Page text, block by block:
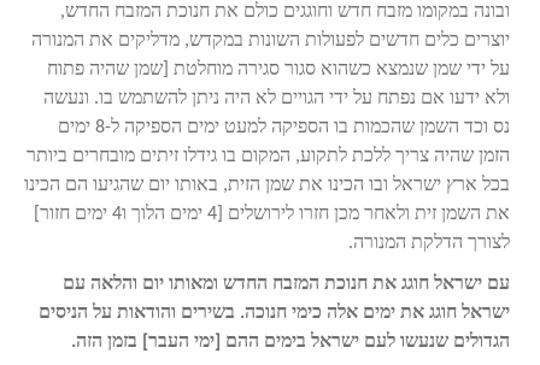
ובונה במקומו מזבח חדש וחוגגים כולם את חנוכת המזבח החדש,
יוצרים כלים חדשים לפעולות השונות במקדש, מדליקים את המנורה
על ידי שמן שנמצא כשהוא סגור סגירה מוחלטת [שמן שהיה פתוח
ולא ידעו אם נפתח על ידי הגויים לא היה ניתן להשתמש בו. ונעשה
נס וכד השמן שהכמות בו הספיקה למעט ימים הספיקה ל-8 ימים
הזמן שהיה צריך ללכת לתקוע, המקום בו גידלו זיתים מובחרים ביותר
בכל ארץ ישראל ובו הכינו את שמן הזית, באותו יום שהגיעו הם הכינו
את השמן זית ולאחר מכן חזרו לירושלים [4 ימים הלוך ו4 ימים חזור]
לצורך הדלקת המנורה.
עם ישראל חוגג את חנוכת המזבח החדש ומאותו יום והלאה עם
ישראל חוגג את ימים אלה כימי חנוכה. בשירים והודאות על הניסים
הגדולים שנעשו לעם ישראל בימים ההם [ימי העבר] בזמן הזה.